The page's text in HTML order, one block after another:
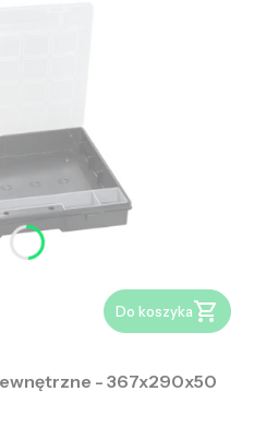
Do koszyka
- 367x290x50